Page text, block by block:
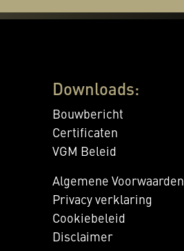
Downloads:
Bouwbericht
Certificaten
VGM Beleid
Algemene Voorwaarden
Privacy verklaring
Cookiebeleid
Disclaimer